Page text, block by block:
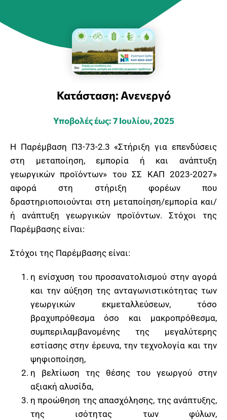
Κατάσταση: Ανενεργό
Υποβολές έως: 7 Ιουλίου, 2025
Η Παρέμβαση Π3-73-2.3 «Στήριξη για επενδύσεις
στη μεταποίηση, εμπορία ή και ανάπτυξη
γεωργικών προϊόντων» του ΣΣ ΚΑΠ 2023-2027»
αφορά στη στήριξη φορέων που
δραστηριοποιούνται στη μεταποίηση/εμπορία και/
ή ανάπτυξη γεωργικών προϊόντων. Στόχοι της
Παρέμβασης είναι:
Στόχοι της Παρέμβασης είναι:
η ενίσχυση του προσανατολισμού στην αγορά
και την αύξηση της ανταγωνιστικότητας των
γεωργικών εκμεταλλεύσεων, τόσο
βραχυπρόθεσμα όσο και μακροπρόθεσμα,
συμπεριλαμβανομένης της μεγαλύτερης
εστίασης στην έρευνα, την τεχνολογία και την
ψηφιοποίηση,
η βελτίωση της θέσης του γεωργού στην
αξιακή αλυσίδα,
η προώθηση της απασχόλησης, της ανάπτυξης,
της ισότητας των φύλων,